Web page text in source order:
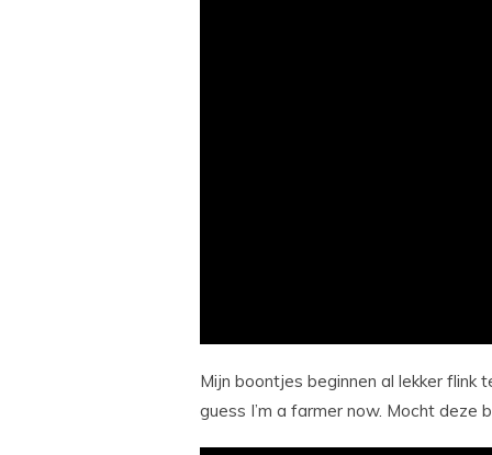
Mijn boontjes beginnen al lekker flink
guess I’m a farmer now. Mocht deze